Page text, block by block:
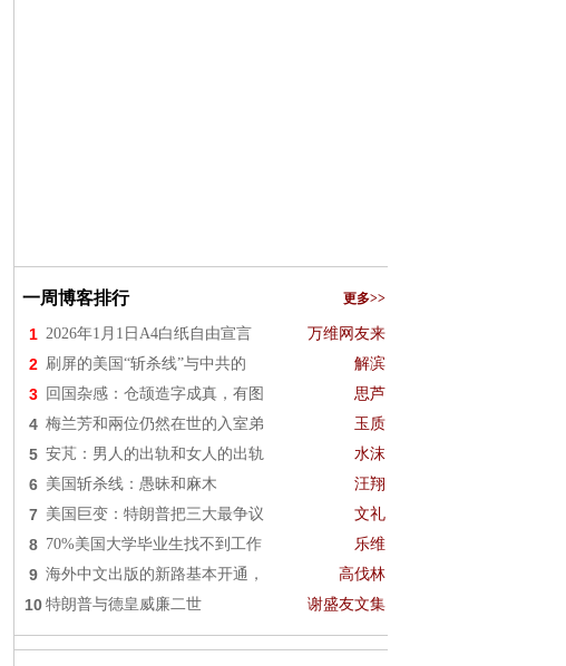
一周博客排行 更多>>
1 2026年1月1日A4白纸自由宣言 万维网友来
2 刷屏的美国“斩杀线”与中共的 解滨
3 回国杂感：仓颉造字成真，有图 思芦
4 梅兰芳和兩位仍然在世的入室弟 玉质
5 安芃：男人的出轨和女人的出轨 水沫
6 美国斩杀线：愚昧和麻木 汪翔
7 美国巨变：特朗普把三大最争议 文礼
8 70%美国大学毕业生找不到工作 乐维
9 海外中文出版的新路基本开通， 高伐林
10 特朗普与德皇威廉二世 谢盛友文集